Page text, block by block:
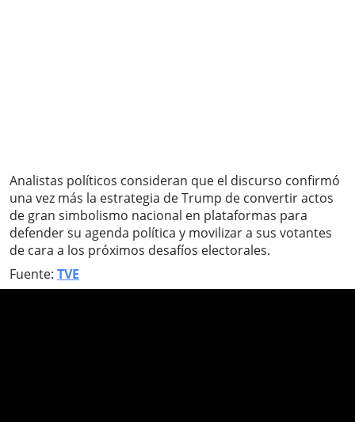
Analistas políticos consideran que el discurso confirmó
una vez más la estrategia de Trump de convertir actos
de gran simbolismo nacional en plataformas para
defender su agenda política y movilizar a sus votantes
de cara a los próximos desafíos electorales.
Fuente: TVE